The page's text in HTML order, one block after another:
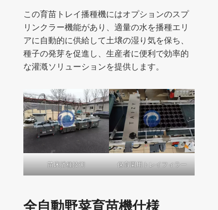
この育苗トレイ播種機にはオプションのスプ
リンクラー機能があり、適量の水を播種エリ
アに自動的に供給して土壌の湿り気を保ち、
種子の発芽を促進し、生産者に便利で効率的
な灌漑ソリューションを提供します。
苗床播種技術 保育園用トレイフィラー
全自動野菜育苗機仕様